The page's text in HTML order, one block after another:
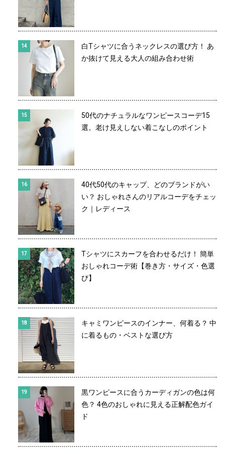
白Tシャツに合うネックレスの選び方！ あ
か抜けて見える大人の組み合わせ術
50代のナチュラルなワンピースコーデ15
選。老け見えしない着こなしのポイント
40代50代のキャップ、どのブランドがい
い？ おしゃれさんのリアルコーデをチェッ
ク｜レディース
Tシャツにスカーフを合わせるだけ！ 簡単
おしゃれコーデ術【巻き方・サイズ・色選
び】
キャミワンピースのインナー、何着る？ 中
に着るもの・ベストな選び方
黒ワンピースに合うカーディガンの色は何
色？ 4色のおしゃれに見える正解配色ガイ
ド